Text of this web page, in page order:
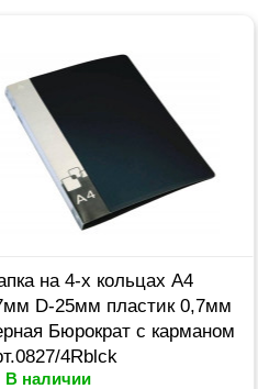
на 4-х кольцах А4
D-25мм пластик 0,7мм
Бюрократ с карманом
4Rblck
В наличии